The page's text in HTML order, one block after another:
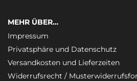
MEHR ÜBER…
Impressum
Privatsphäre und Datenschutz
Versandkosten und Lieferzeiten
Widerrufsrecht /